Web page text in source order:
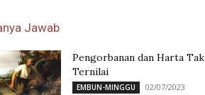
Jawab
Pengorbanan dan Harta Tak
Ternilai
EMBUN-MINGGU 02/07/2023